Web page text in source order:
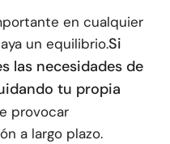
en cualquier
un equilibrio.Si
las necesidades de
tu propia
provocar
a largo plazo.